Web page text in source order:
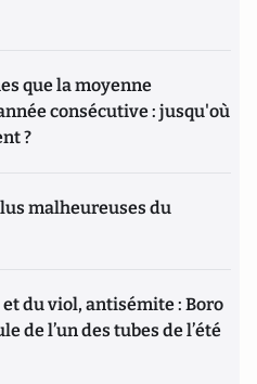
que la moyenne
consécutive : jusqu'où
?
malheureuses du
du viol, antisémite : Boro
de l’un des tubes de l’été